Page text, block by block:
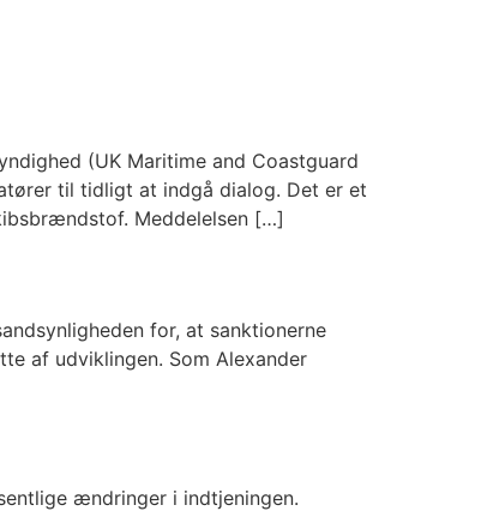
(UK Maritime and Coastguard
til tidligt at indgå dialog. Det er et
Meddelelsen […]
for, at sanktionerne
af udviklingen. Som Alexander
ændringer i indtjeningen.